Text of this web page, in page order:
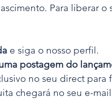
Para liberar o
e siga o nosso perfil.
postagem do
no seu direct para
chegará no seu e-